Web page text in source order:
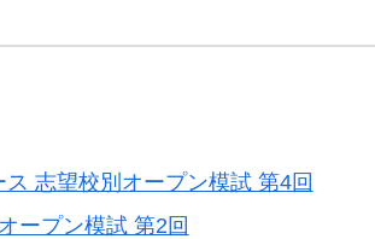
志望校別オープン模試 第4回
ープン模試 第2回